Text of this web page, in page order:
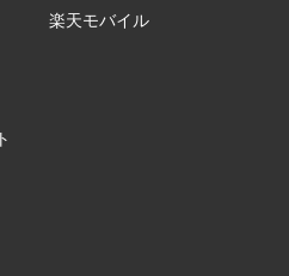
楽天モバイル